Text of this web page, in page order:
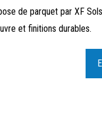
de parquet par XF
et finitions durables.